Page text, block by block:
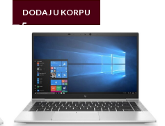
DODAJ U KORPU